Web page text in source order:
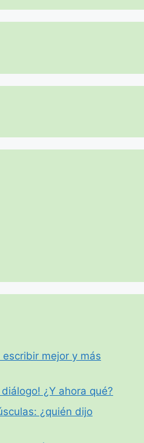
mejor y más
¿Y ahora qué?
¿quién dijo